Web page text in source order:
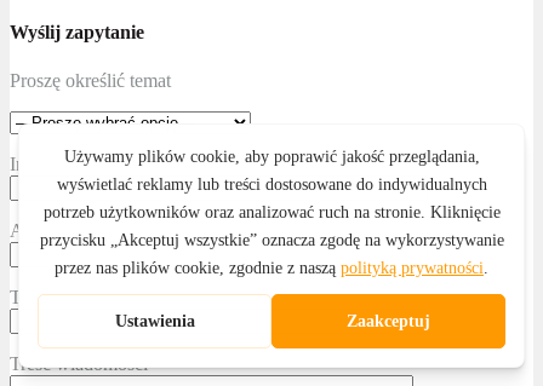
Wyślij zapytanie
Proszę określić temat
Imię i nazwisko
Adres email
Telefon kontaktowy
Treść wiadomości